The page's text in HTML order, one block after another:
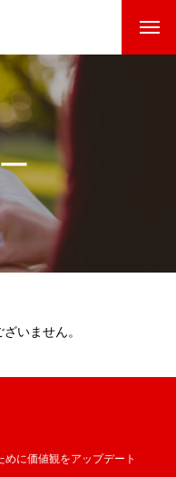
いません。
に価値観をアップデート